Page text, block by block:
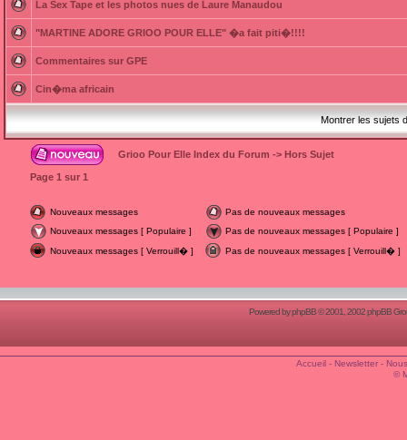
La Sex Tape et les photos nues de Laure Manaudou
"MARTINE ADORE GRIOO POUR ELLE" �a fait piti�!!!!
Commentaires sur GPE
Cin�ma africain
Montrer les sujets
Grioo Pour Elle Index du Forum -> Hors Sujet
Page 1 sur 1
Nouveaux messages
Pas de nouveaux messages
Nouveaux messages [ Populaire ]
Pas de nouveaux messages [ Populaire ]
Nouveaux messages [ Verrouill� ]
Pas de nouveaux messages [ Verrouill� ]
Powered byphpBB© 2001, 2002 phpBB
Accueil- Newsletter-
©